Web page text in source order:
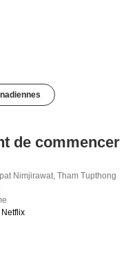
de commencer
Nimjirawat ,Tham Tupthong